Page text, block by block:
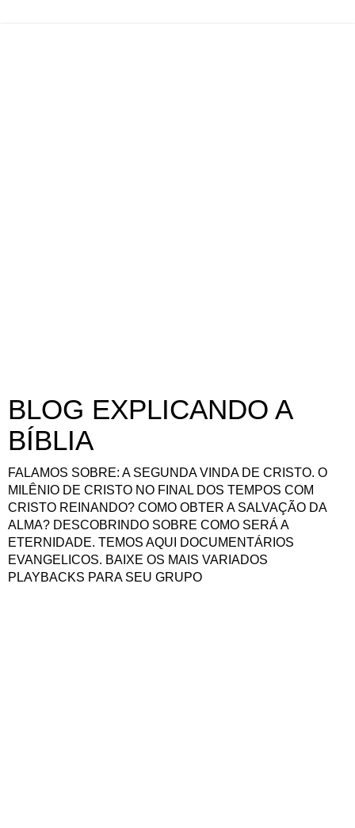
BLOG EXPLICANDO A
BÍBLIA
FALAMOS SOBRE: A SEGUNDA VINDA DE CRISTO. O
MILÊNIO DE CRISTO NO FINAL DOS TEMPOS COM
CRISTO REINANDO? COMO OBTER A SALVAÇÃO DA
ALMA? DESCOBRINDO SOBRE COMO SERÁ A
ETERNIDADE. TEMOS AQUI DOCUMENTÁRIOS
EVANGELICOS. BAIXE OS MAIS VARIADOS
PLAYBACKS PARA SEU GRUPO